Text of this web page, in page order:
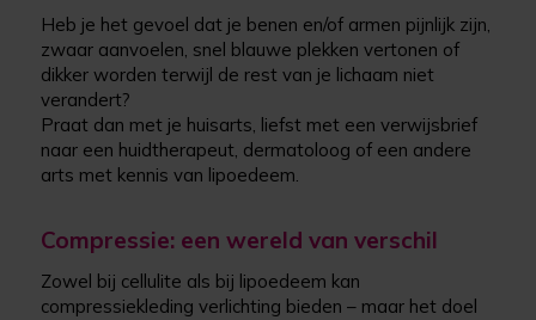
Heb je het gevoel dat je benen en/of armen pijnlijk zijn,
zwaar aanvoelen, snel blauwe plekken vertonen of
dikker worden terwijl de rest van je lichaam niet
verandert?
Praat dan met je huisarts, liefst met een verwijsbrief
naar een huidtherapeut, dermatoloog of een andere
arts met kennis van lipoedeem.
Compressie: een wereld van verschil
Zowel bij cellulite als bij lipoedeem kan
compressiekleding verlichting bieden – maar het doel